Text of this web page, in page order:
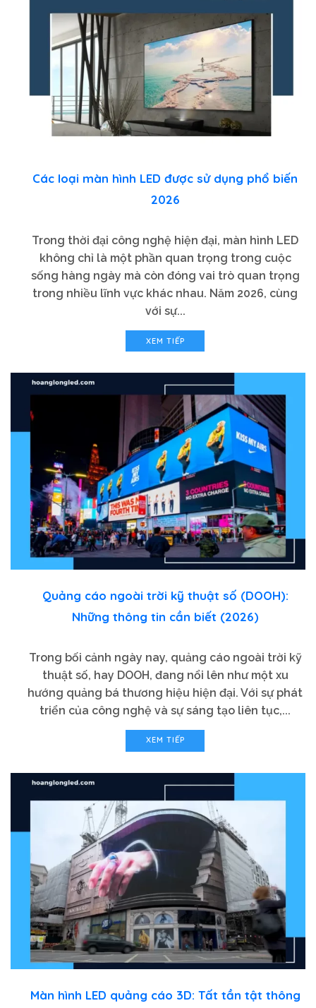
Các loại màn hình LED được sử dụng phổ biến
2026
Trong thời đại công nghệ hiện đại, màn hình LED
không chỉ là một phần quan trọng trong cuộc
sống hàng ngày mà còn đóng vai trò quan trọng
trong nhiều lĩnh vực khác nhau. Năm 2026, cùng
với sự...
XEM TIẾP
Quảng cáo ngoài trời kỹ thuật số (DOOH):
Những thông tin cần biết (2026)
Trong bối cảnh ngày nay, quảng cáo ngoài trời kỹ
thuật số, hay DOOH, đang nổi lên như một xu
hướng quảng bá thương hiệu hiện đại. Với sự phát
triển của công nghệ và sự sáng tạo liên tục,...
XEM TIẾP
Màn hình LED quảng cáo 3D: Tất tần tật thông